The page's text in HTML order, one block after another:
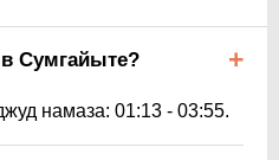
Сумгайыте?
намаза: 01:13 - 03:55.